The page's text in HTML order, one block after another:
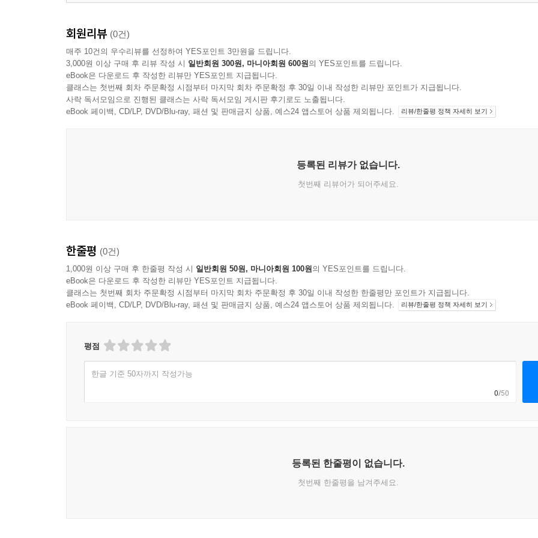
회원리뷰 (0건)
매주 10건의 우수리뷰를 선정하여 YES포인트 3만원을 드립니다.
3,000원 이상 구매 후 리뷰 작성 시 일반회원 300원, 마니아회원 600원의 YES포인트를 드립니다.
eBook은 다운로드 후 작성한 리뷰만 YES포인트 지급됩니다.
클래스는 첫번째 회차 주문확정 시점부터 마지막 회차 주문확정 후 30일 이내 작성한 리뷰만 포인트가 지급됩니다.
사락 독서모임으로 진행된 클래스는 사락 독서모임 게시판 후기로도 노출됩니다.
eBook 페이백, CD/LP, DVD/Blu-ray, 패션 및 판매금지 상품, 예스24 앱스토어 상품 제외됩니다.
리뷰/한줄평 정책 자세히 보기
등록된 리뷰가 없습니다.
첫번째 리뷰어가 되어주세요.
한줄평 (0건)
1,000원 이상 구매 후 한줄평 작성 시 일반회원 50원, 마니아회원 100원의 YES포인트를 드립니다.
eBook은 다운로드 후 작성한 리뷰만 YES포인트 지급됩니다.
클래스는 첫번째 회차 주문확정 시점부터 마지막 회차 주문확정 후 30일 이내 작성한 한줄평만 포인트가 지급됩니다.
eBook 페이백, CD/LP, DVD/Blu-ray, 패션 및 판매금지 상품, 예스24 앱스토어 상품 제외됩니다.
리뷰/한줄평 정책 자세히 보기
평점
한글 기준 50자까지 작성가능
0/50
등록된 한줄평이 없습니다.
첫번째 한줄평을 남겨주세요.